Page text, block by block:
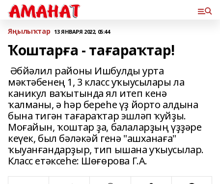
Яңылыҡтар 13 ЯНВАРЯ 2022, 05:44
Ҡоштарға - тағараҡтар!
Әбйәлил районы Ишбулды урта
мәктәбенең 1, 3 класс уҡыусылары ла
каникул ваҡытында ял итеп кенә
ҡалманы, ә һәр береһе үҙ йорто алдына
бына тигән тағараҡтар эшләп ҡуйҙы.
Моғайын, ҡоштар ҙа, балаларҙың үҙҙәре
кеүек, был бәләкәй генә "ашханаға"
ҡыуанғандарҙыр, тип ышана уҡыусылар.
Класс етәксеһе: Шөғөрова Г.А.